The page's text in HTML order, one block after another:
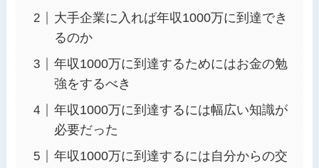
大手企業に入れば年収1000万に到達でき
るのか
年収1000万に到達するためにはお金の勉
強をするべき
年収1000万に到達するには幅広い知識が
必要だった
年収1000万に到達するには自分からの交